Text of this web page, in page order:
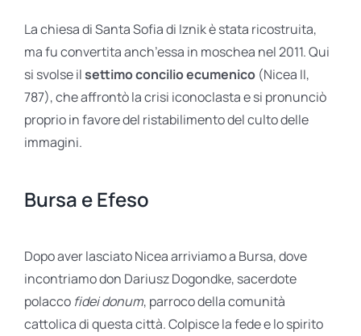
La chiesa di Santa Sofia di Iznik è stata ricostruita,
ma fu convertita anch’essa in moschea nel 2011. Qui
si svolse ilsettimo concilio ecumenico (Nicea II,
787), che affrontò la crisi iconoclasta e si pronunciò
proprio in favore del ristabilimento del culto delle
immagini.
Bursa e Efeso
Dopo aver lasciato Nicea arriviamo a Bursa, dove
incontriamo don Dariusz Dogondke, sacerdote
polacco fidei donum, parroco della comunità
cattolica di questa città. Colpisce la fede e lo spirito